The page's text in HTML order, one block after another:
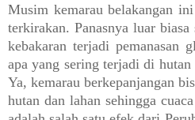
Musim kemarau belakangan
terkirakan. Panasnya luar
kebakaran terjadi pemanasan
apa yang sering terjadi di
Ya, kemarau berkepanjangan
hutan dan lahan sehingga